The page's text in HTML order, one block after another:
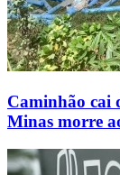
Caminhão cai
Minas morre